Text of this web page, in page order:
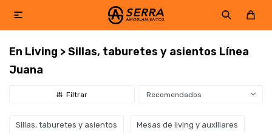

En Living > Sillas, taburetes y asientos Línea
Juana
Recomendados
Sillas, taburetes y asientos Mesas de living y auxiliares